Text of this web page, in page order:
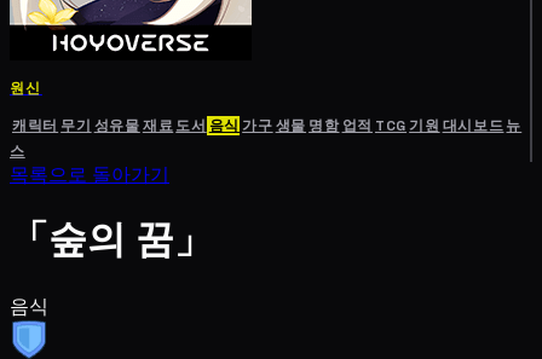
원신
캐릭터 무기 성유물재료도서 음식 가구생물 명함 업적 TCG기원 대시보드뉴
스
목록으로 돌아가기
「숲의 꿈」
음식